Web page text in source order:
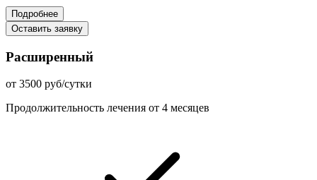
Подробнее
Оставить заявку
Расширенный
от 3500 руб/сутки
Продолжительность лечения от 4 месяцев